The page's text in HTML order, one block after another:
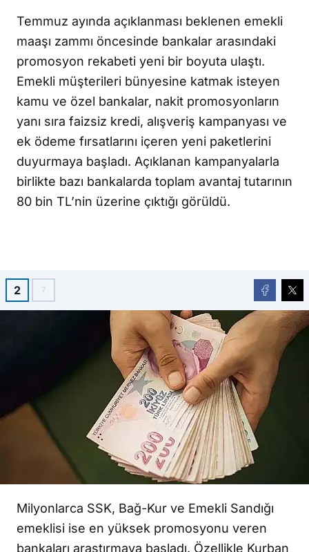
Temmuz ayında açıklanması beklenen emekli
maaşı zammı öncesinde bankalar arasındaki
promosyon rekabeti yeni bir boyuta ulaştı.
Emekli müşterileri bünyesine katmak isteyen
kamu ve özel bankalar, nakit promosyonların
yanı sıra faizsiz kredi, alışveriş kampanyası ve
ek ödeme fırsatlarını içeren yeni paketlerini
duyurmaya başladı. Açıklanan kampanyalarla
birlikte bazı bankalarda toplam avantaj tutarının
80 bin TL’nin üzerine çıktığı görüldü.
2 7
Milyonlarca SSK, Bağ-Kur ve Emekli Sandığı
emeklisi ise en yüksek promosyonu veren
bankaları araştırmaya başladı. Özellikle Kurban